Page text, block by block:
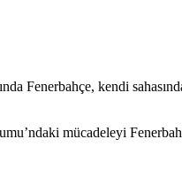
Fenerbahçe, kendi
mücadeleyi